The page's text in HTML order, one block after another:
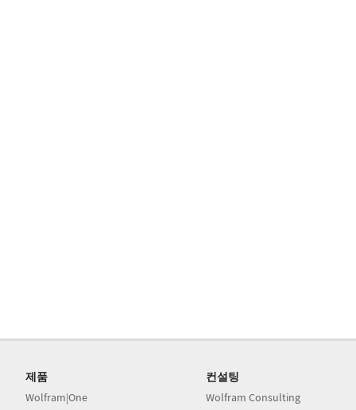
제품
Wolfram|One
컨설팅
Wolfram Consulting